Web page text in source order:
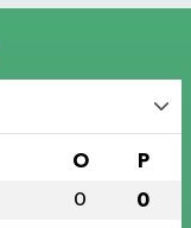
O P
0 0